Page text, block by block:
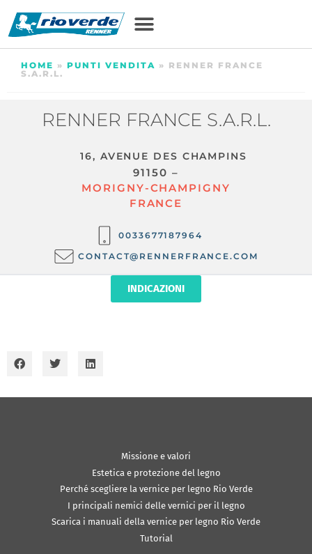
HOME » PUNTI VENDITA » RENNER FRANCE
S.A.R.L.
RENNER FRANCE S.A.R.L.
16, AVENUE DES CHAMPINS
91150 –
MORIGNY-CHAMPIGNY
FRANCE
0033677187964
CONTACT@RENNERFRANCE.COM
INDICAZIONI
Missione e valori
Estetica e protezione del legno
Perché scegliere la vernice per legno Rio Verde
I principali nemici delle vernici per il legno
Scarica i manuali della vernice per legno Rio Verde
Tutorial